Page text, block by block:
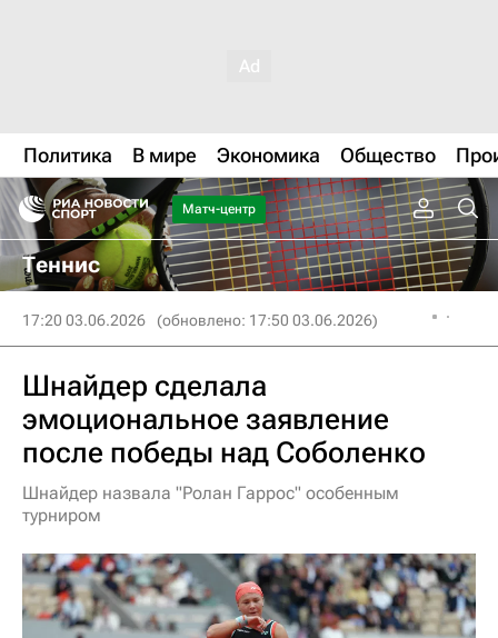
Политика В мире Экономика Общество
Матч-центр
Теннис
17:20 03.06.2026 (обновлено: 17:50 03.06.2026)
Шнайдер сделала
эмоциональное заявление
после победы над Соболенко
Шнайдер назвала "Ролан Гаррос" особенным
турниром